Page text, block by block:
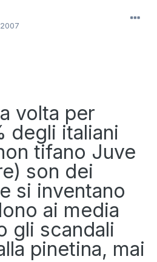
volta per
degli italiani
tifano Juve
son dei
si inventano
ai media
gli scandali
pinetina, mai